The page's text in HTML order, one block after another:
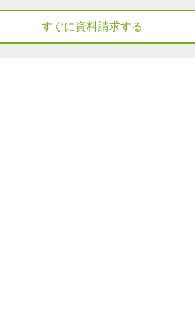
すぐに資料請求する